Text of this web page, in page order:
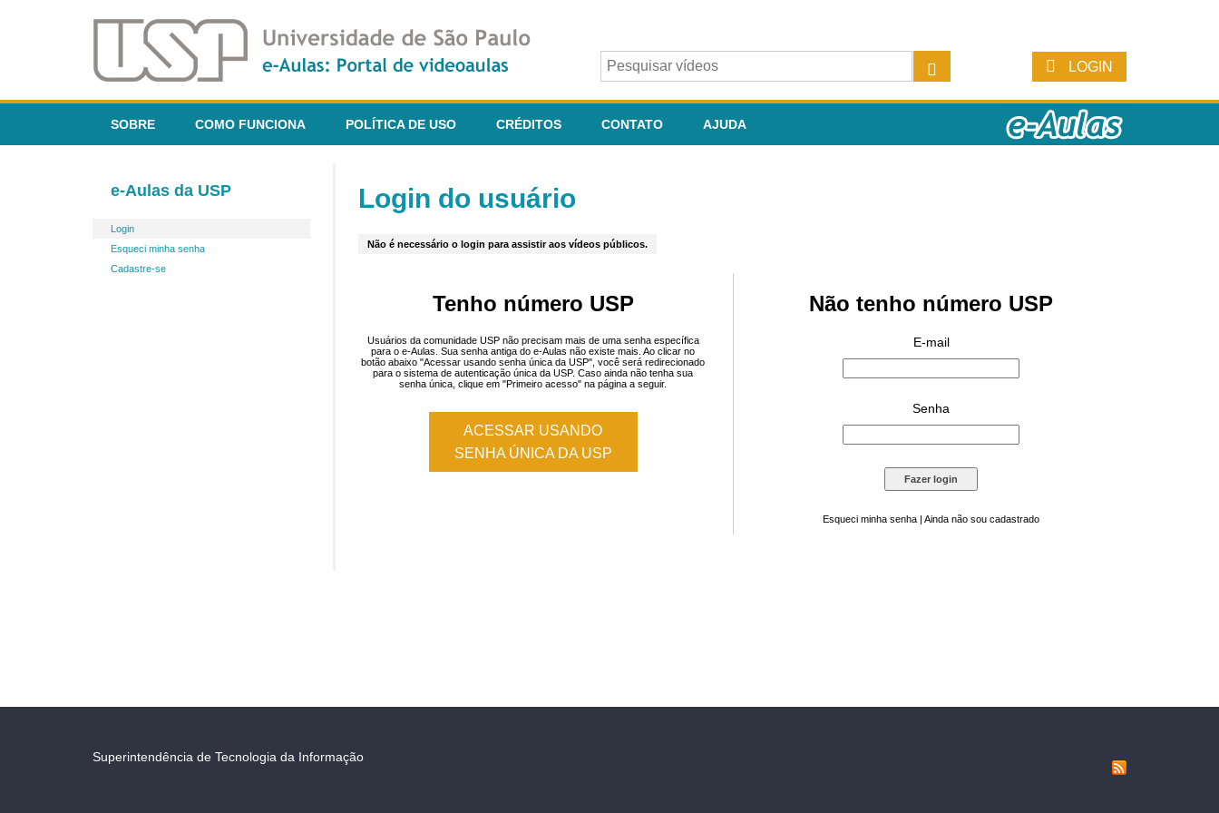
LOGIN
SOBRE COMO FUNCIONA POLÍTICA DE USO CRÉDITOS CONTATO AJUDA
e-Aulas da USP
Login
Esqueci minha senha
Cadastre-se
Login do usuário
Não é necessário o login para assistir aos vídeos públicos.
Tenho número USP
Usuários da comunidade USP não precisam mais de uma senha específica
para o e-Aulas. Sua senha antiga do e-Aulas não existe mais. Ao clicar no
botão abaixo "Acessar usando senha única da USP", você será redirecionado
para o sistema de autenticação única da USP. Caso ainda não tenha sua
senha única, clique em "Primeiro acesso" na página a seguir.
ACESSAR USANDO
SENHA ÚNICA DA USP
Não tenho número USP
E-mail
Senha
Esqueci minha senha | Ainda não sou cadastrado
Superintendência de Tecnologia da Informação